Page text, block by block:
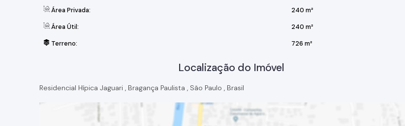
Área Privada:
240 m²
Área Útil:
240 m²
Terreno:
726 m²
Localização do Imóvel
Residencial Hípica Jaguari , Bragança Paulista , São Paulo , Brasil